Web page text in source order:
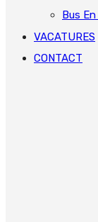
Bus
VACATURES
CONTACT